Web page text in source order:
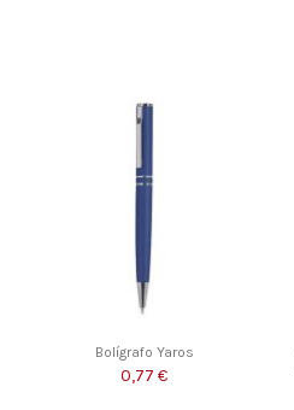
Bolígrafo Yaros
0,77 €